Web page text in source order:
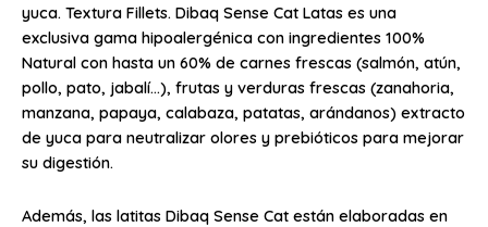
yuca. Textura Fillets. Dibaq Sense Cat Latas es una
exclusiva gama hipoalergénica con ingredientes 100%
Natural con hasta un 60% de carnes frescas (salmón, atún,
pollo, pato, jabalí…), frutas y verduras frescas (zanahoria,
manzana, papaya, calabaza, patatas, arándanos) extracto
de yuca para neutralizar olores y prebióticos para mejorar
su digestión.
Además, las latitas Dibaq Sense Cat están elaboradas en